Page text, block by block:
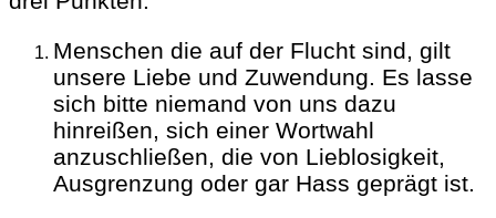
Menschen die auf der Flucht sind, gilt
unsere Liebe und Zuwendung. Es lasse
sich bitte niemand von uns dazu
hinreißen, sich einer Wortwahl
anzuschließen, die von Lieblosigkeit,
Ausgrenzung oder gar Hass geprägt ist.